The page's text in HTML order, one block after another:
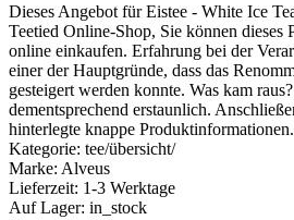
Dieses Angebot für Eistee - White Ice
Teetied Online-Shop, Sie können dieses
online einkaufen. Erfahrung bei der
einer der Hauptgründe, dass das
gesteigert werden konnte. Was kam
dementsprechend erstaunlich.
hinterlegte knappe Produktinformationen.
Kategorie: tee/übersicht/
Marke: Alveus
Lieferzeit: 1-3 Werktage
Auf Lager: in_stock